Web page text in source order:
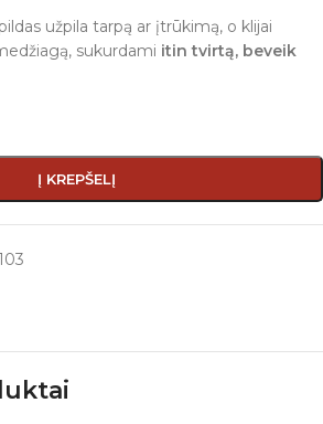
užpila tarpą ar įtrūkimą, o klijai
sukurdami itin tvirtą, beveik
Į KREPŠELĮ